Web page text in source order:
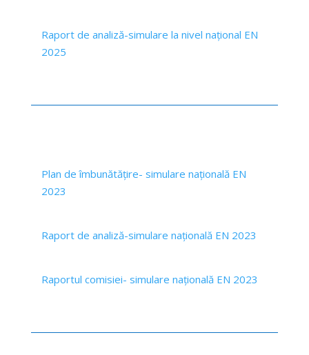
Raport de analiză-simulare la nivel național EN
2025
Plan de îmbunătățire- simulare națională EN
2023
Raport de analiză-simulare națională EN 2023
Raportul comisiei- simulare națională EN 2023